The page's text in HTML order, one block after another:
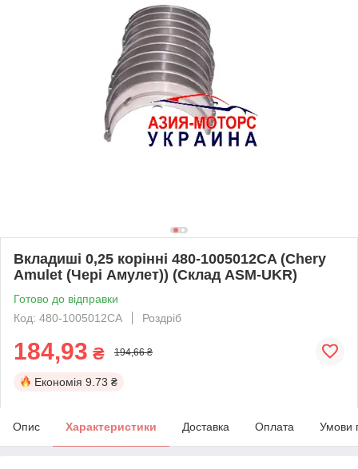
Вкладиші 0,25 корінні 480-1005012CA (Chery
Amulet (Чері Амулет)) (Склад ASM-UKR)
Готово до відправки
Код: 480-1005012CA
Роздріб
184,93 ₴ 194,66 ₴
Економія 9.73 ₴
Опис Характеристики Доставка Оплата Умови